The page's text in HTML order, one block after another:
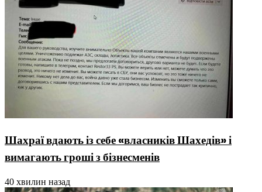
Шахраї вдають із себе «власників Шахедів» і
вимагають гроші з бізнесменів
40 хвилин назад